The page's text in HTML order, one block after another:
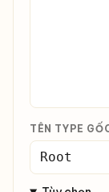
TÊN TYPE